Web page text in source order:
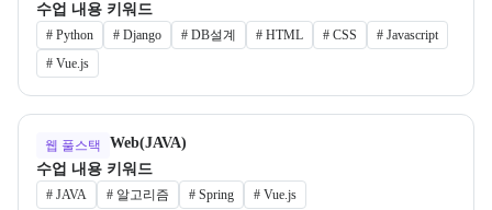
수업 내용 키워드
# Python # Django # DB설계 # HTML # CSS # Javascript
# Vue.js
웹 풀스택
Web(JAVA)
수업 내용 키워드
# JAVA # 알고리즘 # Spring # Vue.js